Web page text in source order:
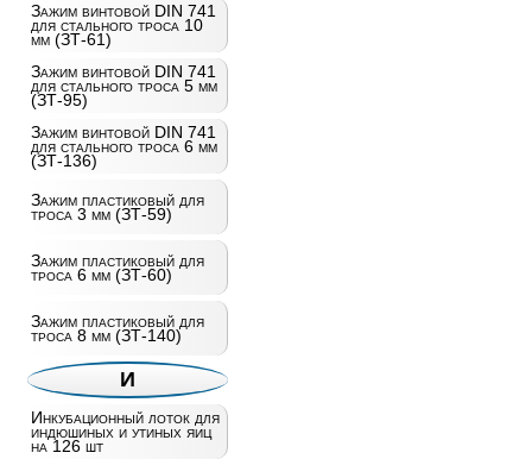
Зажим винтовой DIN 741
для стального троса 10
мм (ЗТ-61)
Зажим винтовой DIN 741
для стального троса 5 мм
(ЗТ-95)
Зажим винтовой DIN 741
для стального троса 6 мм
(ЗТ-136)
Зажим пластиковый для
троса 3 мм (ЗТ-59)
Зажим пластиковый для
троса 6 мм (ЗТ-60)
Зажим пластиковый для
троса 8 мм (ЗТ-140)
И
Инкубационный лоток для
индюшиных и утиных яиц
на 126 шт